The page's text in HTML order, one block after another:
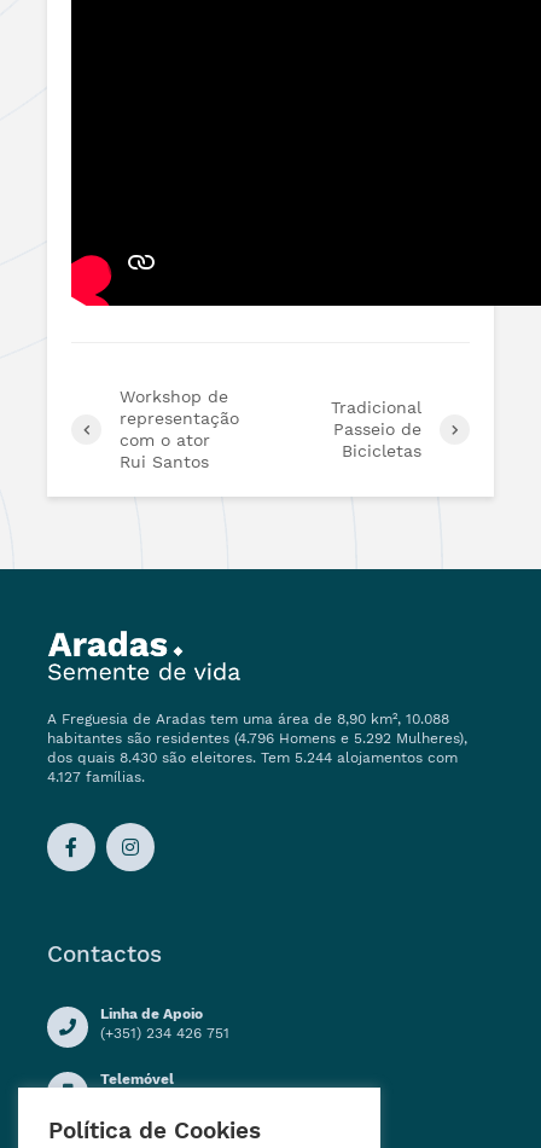
Workshop de
representação
com o ator
Rui Santos
Tradicional
Passeio de
Bicicletas
A Freguesia de Aradas tem uma área de 8,90 km², 10.088
habitantes são residentes (4.796 Homens e 5.292 Mulheres),
dos quais 8.430 são eleitores. Tem 5.244 alojamentos com
4.127 famílias.
Contactos
Linha de Apoio
(+351) 234 426 751
Telemóvel
Horário de Funcionamento
Política de Cookies